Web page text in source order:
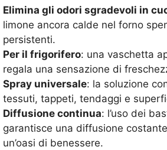
Elimina gli odori sgradevoli in
limone ancora calde nel forno
persistenti.
Per il frigorifero: una vaschetta
regala una sensazione di
Spray universale: la soluzione
tessuti, tappeti, tendaggi e
Diffusione continua: l’uso dei
garantisce una diffusione
un’oasi di benessere.